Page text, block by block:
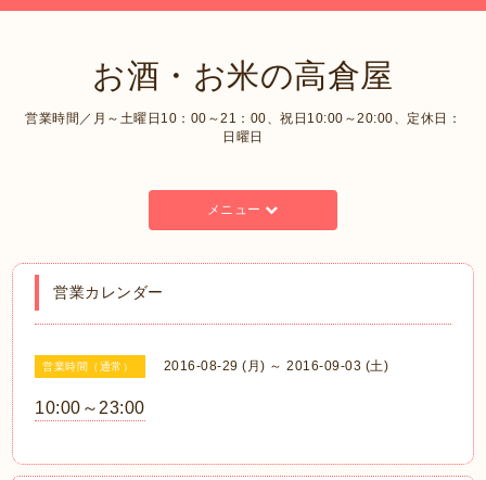
お酒・お米の高倉屋
営業時間／月～土曜日10：00～21：00、祝日10:00～20:00、定休日：
日曜日
メニュー
営業カレンダー
営業時間（通常） 2016-08-29 (月) ～ 2016-09-03 (土)
10:00～23:00